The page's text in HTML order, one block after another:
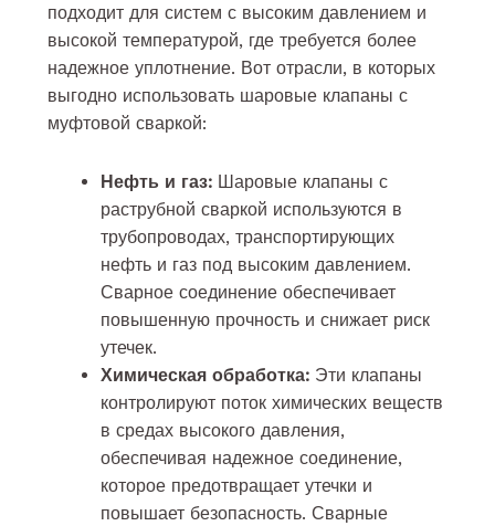
подходит для систем с высоким давлением и
высокой температурой, где требуется более
надежное уплотнение. Вот отрасли, в которых
выгодно использовать шаровые клапаны с
муфтовой сваркой:
Нефть и газ:Шаровые клапаны с
раструбной сваркой используются в
трубопроводах, транспортирующих
нефть и газ под высоким давлением.
Сварное соединение обеспечивает
повышенную прочность и снижает риск
утечек.
Химическая обработка:Эти клапаны
контролируют поток химических веществ
в средах высокого давления,
обеспечивая надежное соединение,
которое предотвращает утечки и
повышает безопасность. Сварные